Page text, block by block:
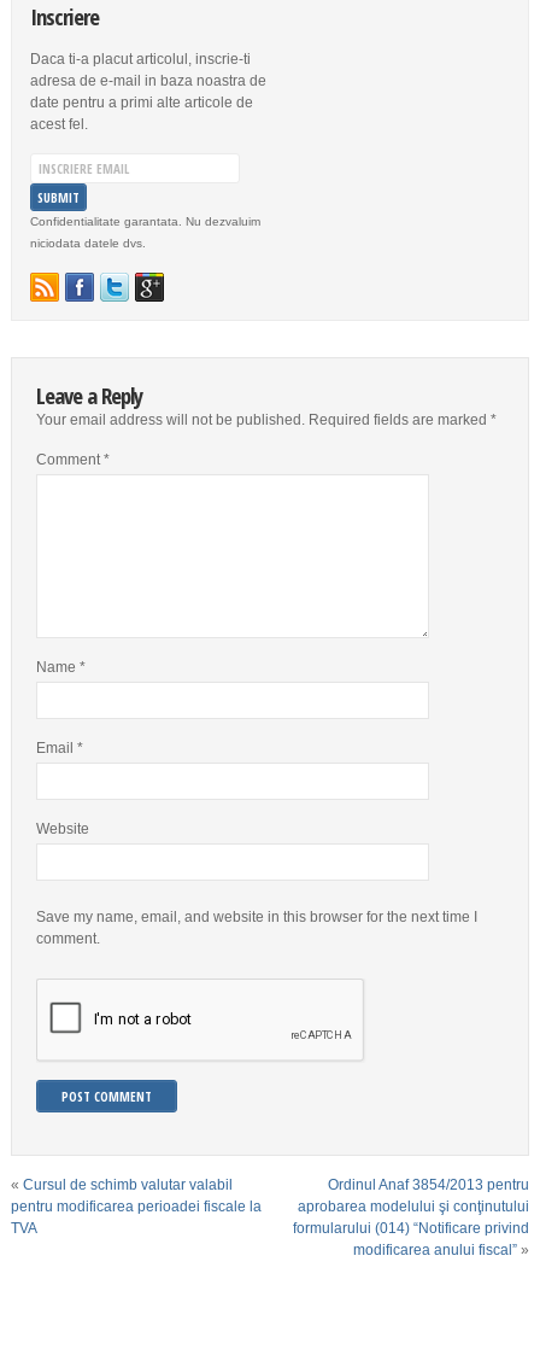
Inscriere
Daca ti-a placut articolul, inscrie-ti
adresa de e-mail in baza noastra de
date pentru a primi alte articole de
acest fel.
Confidentialitate garantata. Nu dezvaluim
niciodata datele dvs.
Leave a Reply
Your email address will not be published. Required fields are marked *
Comment*
Name *
Email *
Website
Save my name, email, and website in this browser for the next time I
comment.
« Cursul de schimb valutar valabil
pentru modificarea perioadei fiscale la
TVA
Ordinul Anaf 3854/2013 pentru
aprobarea modelului şi conţinutului
formularului (014) “Notificare privind
modificarea anului fiscal” »